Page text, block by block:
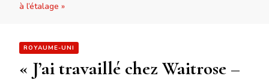
à l’étalage »
ROYAUME-UNI
« J’ai travaillé chez Waitrose –